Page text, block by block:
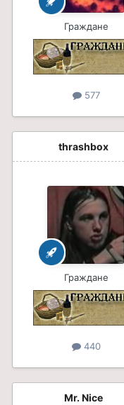
Граждане
577
thrashbox
Граждане
440
Mr. Nice